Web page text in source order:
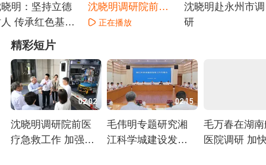
明：坚持立德
传承红色基因
全面发展的新
好少年
正在播放
沈晓明调研院前医
疗急救工作
正在播放
沈晓明赴永州市调
研
精彩短片
02:02
沈晓明调研院前医
疗急救工作 加强资
02:15
毛伟明专题研究湘
江科学城建设发展
毛万春在湖
医院调研 加